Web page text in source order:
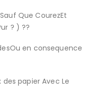
Que CourezEt
? ) ??
en consequence
papier Avec Le